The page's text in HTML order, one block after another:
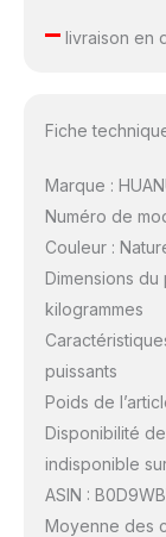
–livraison en
Fiche
Marque :
Numéro de
Couleur :
Dimensions du
kilogrammes
puissants
Poids de
Disponibilité
indisponible
ASIN :
Moyenne des